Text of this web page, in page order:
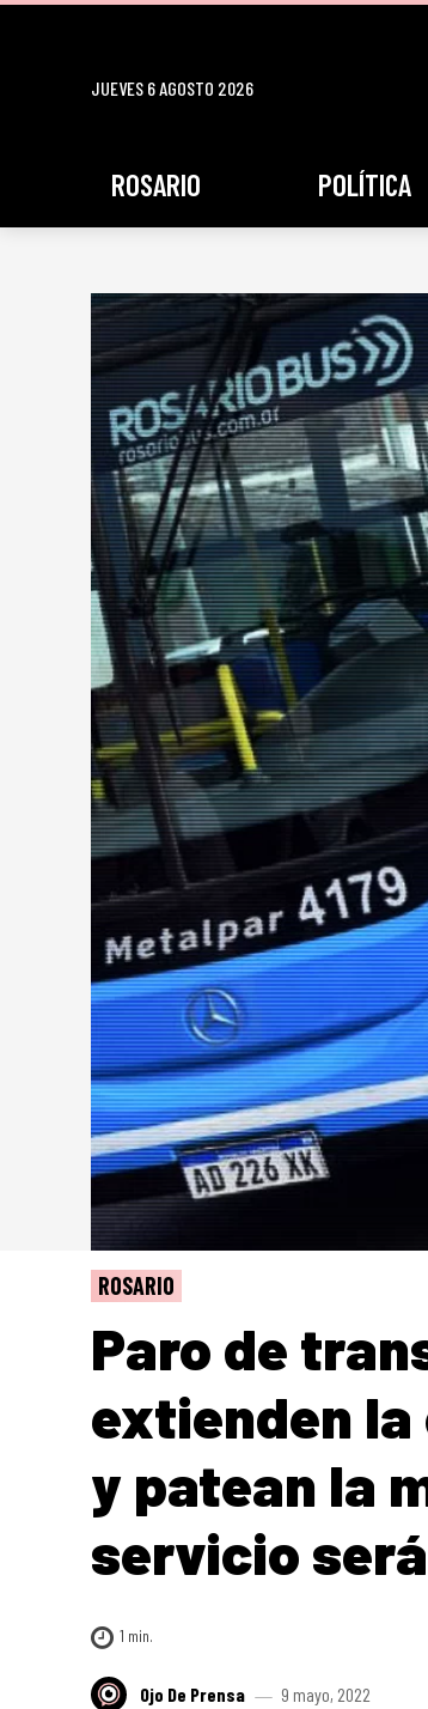
JUEVES 6 AGOSTO 2026
ROSARIO POLÍTICA
ROSARIO
Paro de
extienden
y patean la
servicio
1 min.
Ojo De Prensa 9 mayo, 2022